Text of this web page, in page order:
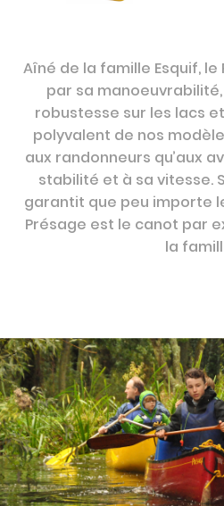
Aîné de la famille Esquif,
par sa
robustesse sur les lacs
polyvalent de nos
aux randonneurs qu’aux
stabilité et à sa vitesse.
garantit que peu importe
Présage est le canot par
la